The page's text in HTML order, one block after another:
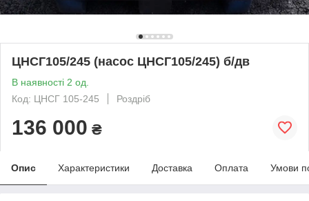
ЦНСГ105/245 (насос ЦНСГ105/245) б/дв
В наявності 2 од.
Код: ЦНСГ 105-245
Роздріб
136 000 ₴
Опис Характеристики Доставка Оплата Умови